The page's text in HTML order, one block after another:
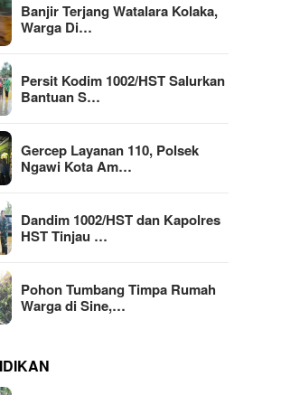
Banjir Terjang Watalara Kolaka,
Warga Di…
Persit Kodim 1002/HST Salurkan
Bantuan S…
Gercep Layanan 110, Polsek
Ngawi Kota Am…
Dandim 1002/HST dan Kapolres
HST Tinjau …
Pohon Tumbang Timpa Rumah
Warga di Sine,…